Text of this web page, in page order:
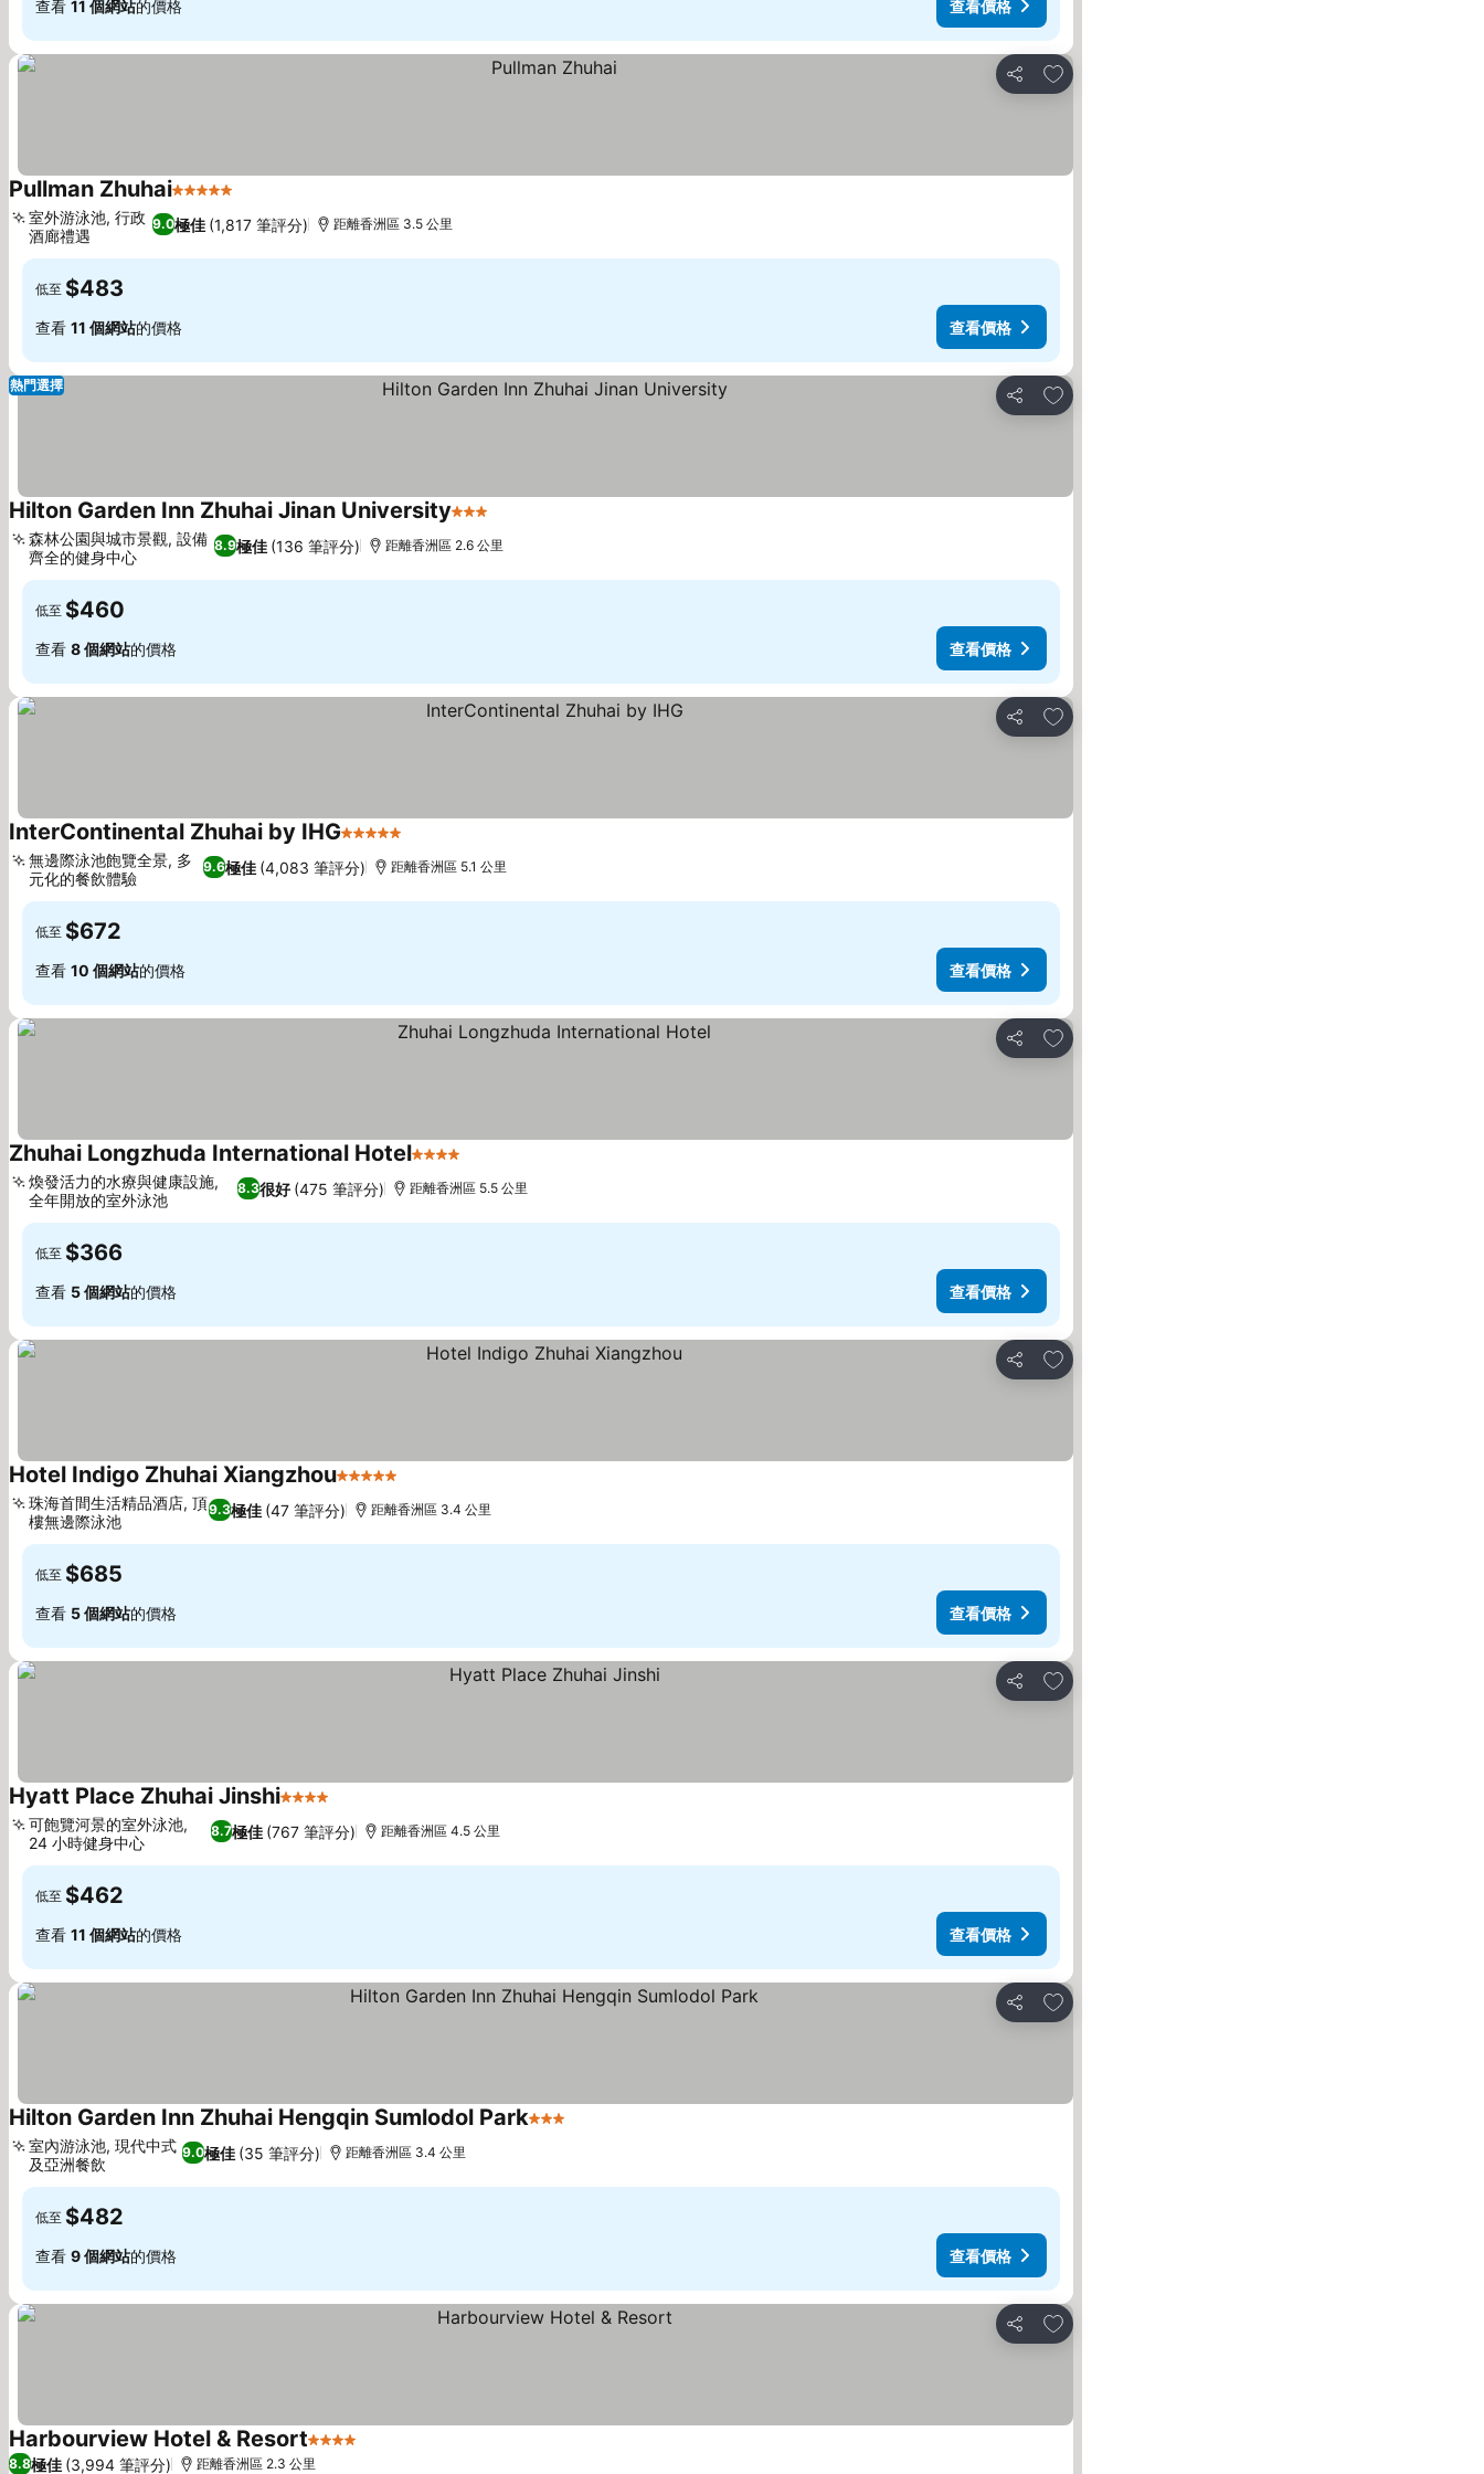
查看 11 個網站的價格 查看價格
分享
放到收藏夾
Pullman Zhuhai5 星級
9.0極佳 (1,817 筆評分)
室外游泳池, 行政
酒廊禮遇
距離香洲區 3.5 公里
低至 $483
查看 11 個網站的價格 查看價格
分享
放到收藏夾
熱門選擇
Hilton Garden Inn Zhuhai Jinan University3 星級
8.9極佳 (136 筆評分)
森林公園與城市景觀, 設備
齊全的健身中心
距離香洲區 2.6 公里
低至 $460
查看 8 個網站的價格 查看價格
分享
放到收藏夾
InterContinental Zhuhai by IHG5 星級
9.6極佳 (4,083 筆評分)
無邊際泳池飽覽全景, 多
元化的餐飲體驗
距離香洲區 5.1 公里
低至 $672
查看 10 個網站的價格 查看價格
分享
放到收藏夾
Zhuhai Longzhuda International Hotel4 星級
8.3很好 (475 筆評分)
煥發活力的水療與健康設施,
全年開放的室外泳池
距離香洲區 5.5 公里
低至 $366
查看 5 個網站的價格 查看價格
分享
放到收藏夾
Hotel Indigo Zhuhai Xiangzhou5 星級
9.3極佳 (47 筆評分)
珠海首間生活精品酒店, 頂
樓無邊際泳池
距離香洲區 3.4 公里
低至 $685
查看 5 個網站的價格 查看價格
分享
放到收藏夾
Hyatt Place Zhuhai Jinshi4 星級
8.7極佳 (767 筆評分)
可飽覽河景的室外泳池,
24 小時健身中心
距離香洲區 4.5 公里
低至 $462
查看 11 個網站的價格 查看價格
分享
放到收藏夾
Hilton Garden Inn Zhuhai Hengqin Sumlodol Park3 星級
9.0極佳 (35 筆評分)
室內游泳池, 現代中式
及亞洲餐飲
距離香洲區 3.4 公里
低至 $482
查看 9 個網站的價格 查看價格
分享
放到收藏夾
Harbourview Hotel & Resort4 星級
8.8極佳 (3,994 筆評分) 距離香洲區 2.3 公里